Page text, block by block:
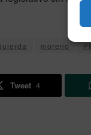
moreno
Tweet 4